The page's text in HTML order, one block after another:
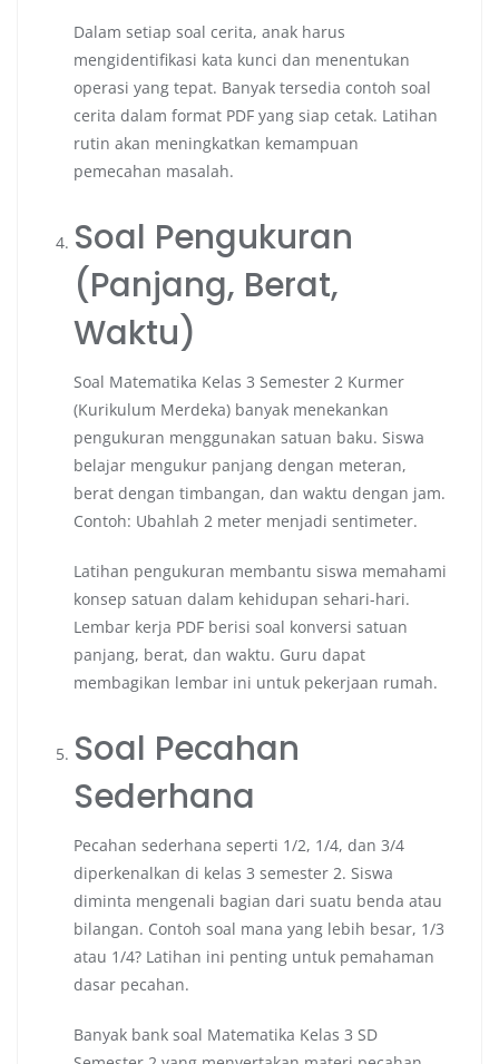
Dalam setiap soal cerita, anak harus
mengidentifikasi kata kunci dan menentukan
operasi yang tepat. Banyak tersedia contoh soal
cerita dalam format PDF yang siap cetak. Latihan
rutin akan meningkatkan kemampuan
pemecahan masalah.
Soal Pengukuran
(Panjang, Berat,
Waktu)
Soal Matematika Kelas 3 Semester 2 Kurmer
(Kurikulum Merdeka) banyak menekankan
pengukuran menggunakan satuan baku. Siswa
belajar mengukur panjang dengan meteran,
berat dengan timbangan, dan waktu dengan jam.
Contoh: Ubahlah 2 meter menjadi sentimeter.
Latihan pengukuran membantu siswa memahami
konsep satuan dalam kehidupan sehari-hari.
Lembar kerja PDF berisi soal konversi satuan
panjang, berat, dan waktu. Guru dapat
membagikan lembar ini untuk pekerjaan rumah.
Soal Pecahan
Sederhana
Pecahan sederhana seperti 1/2, 1/4, dan 3/4
diperkenalkan di kelas 3 semester 2. Siswa
diminta mengenali bagian dari suatu benda atau
bilangan. Contoh soal mana yang lebih besar, 1/3
atau 1/4? Latihan ini penting untuk pemahaman
dasar pecahan.
Banyak bank soal Matematika Kelas 3 SD